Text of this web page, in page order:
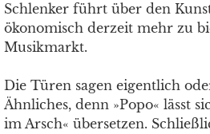
Schlenker führt über den
ökonomisch derzeit mehr zu
Musikmarkt.
Die Türen sagen eigentlich
Ähnliches, denn »Popo« lässt
im Arsch« übersetzen.